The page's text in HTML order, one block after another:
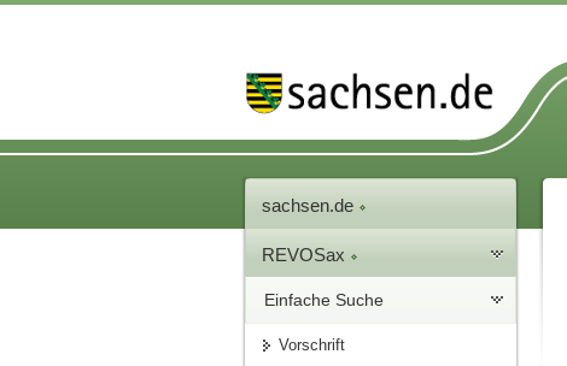
sachsen.de
REVOSax
Einfache Suche
Vorschrift